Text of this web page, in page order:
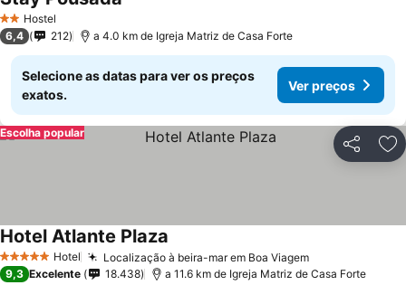
2 Estrelas
Hostel
6,4 212 a 4.0 km de Igreja Matriz de Casa Forte
Selecione as datas para ver os preços
exatos.
Ver preços
Partilhar
Escolha popular
5 Estrelas Hotel Localização à beira-mar em Boa Viagem
Hotel Atlante Plaza
9,3 Excelente 18.438 a 11.6 km de Igreja Matriz de Casa Forte